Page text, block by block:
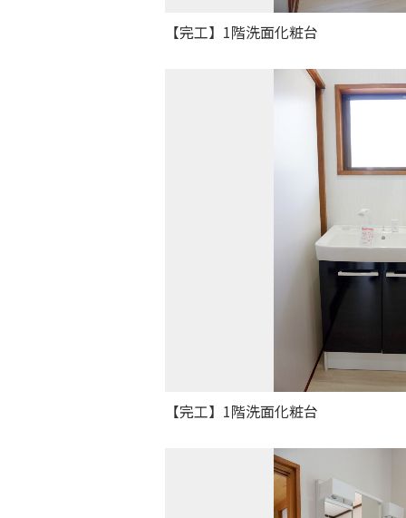
【完工】1階洗面化粧台
【完工】1階洗面化粧台